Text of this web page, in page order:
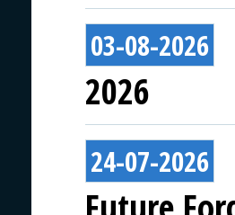
03-08-2026
2026
24-07-2026